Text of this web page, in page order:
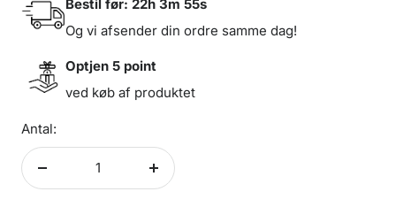
Bestil før: 22h 3m 55s
Og vi afsender din ordre samme dag!
Optjen 5 point
ved køb af produktet
Antal:
Formindsk
Forøg